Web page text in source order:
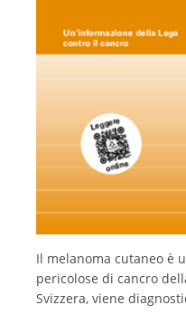
Il melanoma cutaneo è
pericolose di cancro
Svizzera, viene